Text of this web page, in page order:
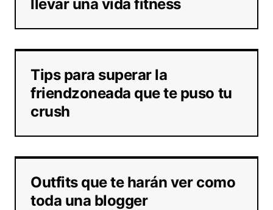
llevar una vida fitness
Tips para superar la
friendzoneada que te puso tu
crush
Outfits que te harán ver como
toda una blogger